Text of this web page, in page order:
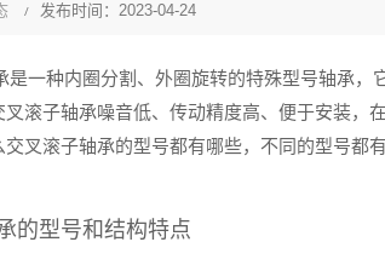
发布时间：2023-04-24
内圈分割、外圈旋转的特殊型号轴承，它
滚子轴承噪音低、传动精度高、便于安装，
叉滚子轴承的型号都有哪些，不同的型号都
型号和结构特点